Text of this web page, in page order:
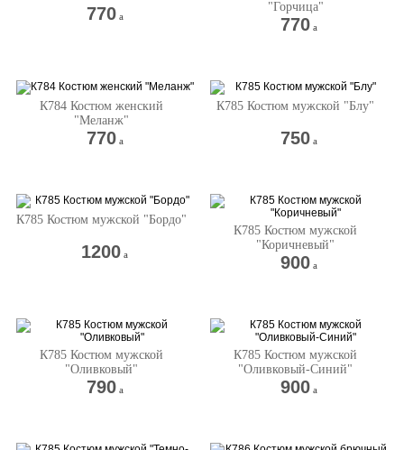
770 a
"Горчица"
770 a
К784 Костюм женский
"Меланж"
770 a
К785 Костюм мужской "Блу"
750 a
К785 Костюм мужской "Бордо"
1200 a
К785 Костюм мужской
"Коричневый"
900 a
К785 Костюм мужской
"Оливковый"
790 a
К785 Костюм мужской
"Оливковый-Синий"
900 a